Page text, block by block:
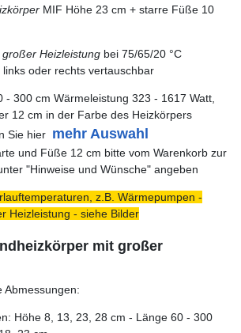
MIF Höhe 23 cm + starre Füße 10
Heizleistung bei 75/65/20 °C
oder rechts vertauschbar
- 300 cm Wärmeleistung 323 - 1617 Watt,
12 cm in der Farbe des Heizkörpers
Sie hier mehr Auswahl
und Füße 12 cm bitte vom Warenkorb zur
"Hinweise und Wünsche" angeben
z.B. Wärmepumpen -
Heizleistung - siehe Bilder
mit großer
Abmessungen:
Höhe 8, 13, 23, 28 cm - Länge 60 - 300